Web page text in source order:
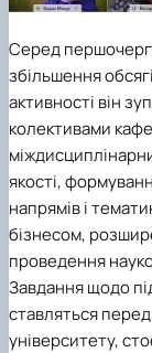
Серед
збільшення
активності він
колективами
якості,
напрямів і
бізнесом,
проведення
Завдання щодо
ставляться
університету,